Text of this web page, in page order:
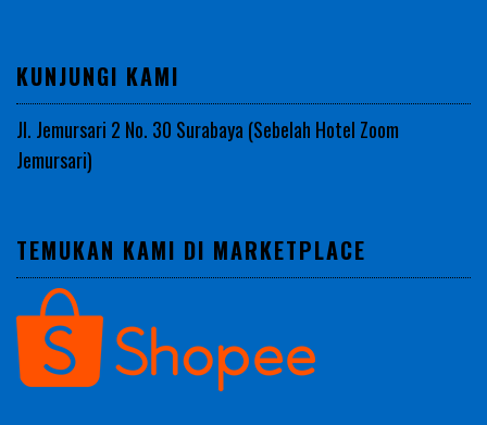
KUNJUNGI KAMI
Jl. Jemursari 2 No. 30 Surabaya (Sebelah Hotel Zoom
Jemursari)
TEMUKAN KAMI DI MARKETPLACE